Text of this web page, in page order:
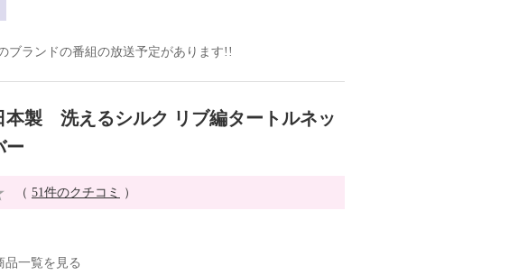
ブランドの番組の放送予定があります!!
本製 洗えるシルク リブ編タートルネッ
ー
（ 51件のクチコミ ）
品一覧を見る